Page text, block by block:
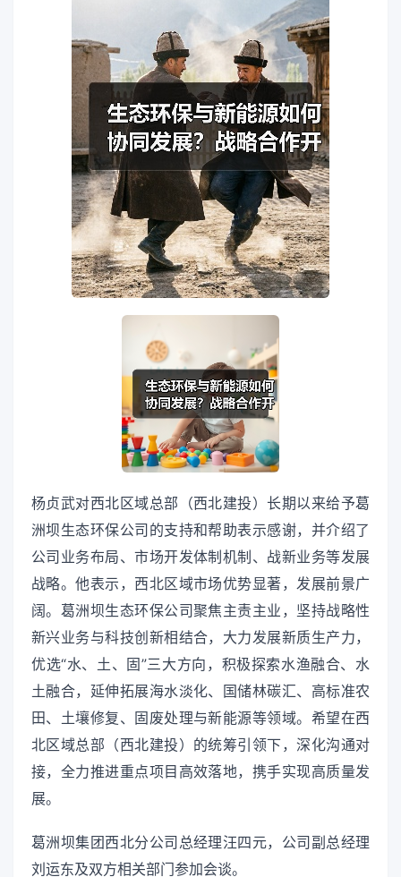
杨贞武对西北区域总部（西北建投）长期以来给予葛
洲坝生态环保公司的支持和帮助表示感谢，并介绍了
公司业务布局、市场开发体制机制、战新业务等发展
战略。他表示，西北区域市场优势显著，发展前景广
阔。葛洲坝生态环保公司聚焦主责主业，坚持战略性
新兴业务与科技创新相结合，大力发展新质生产力，
优选“水、土、固”三大方向，积极探索水渔融合、水
土融合，延伸拓展海水淡化、国储林碳汇、高标准农
田、土壤修复、固废处理与新能源等领域。希望在西
北区域总部（西北建投）的统筹引领下，深化沟通对
接，全力推进重点项目高效落地，携手实现高质量发
展。
葛洲坝集团西北分公司总经理汪四元，公司副总经理
刘运东及双方相关部门参加会谈。